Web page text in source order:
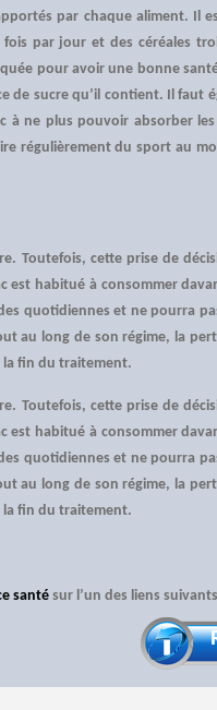
par chaque aliment. Il
par jour et des céréales
pour avoir une bonne
de sucre qu’il contient. Il faut
ne plus pouvoir absorber les
régulièrement du sport au
Toutefois, cette prise de
est habitué à consommer
quotidiennes et ne pourra
au long de son régime, la
la fin du traitement.
Toutefois, cette prise de
est habitué à consommer
quotidiennes et ne pourra
au long de son régime, la
la fin du traitement.
santésur l’un des liens